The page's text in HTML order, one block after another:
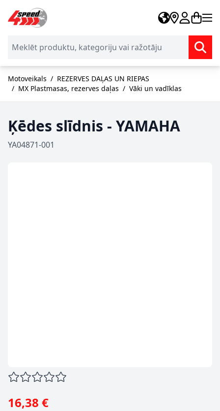
Skip to Content
Motoveikals / REZERVES DAĻAS UN RIEPAS
/ MX Plastmasas, rezerves daļas / Vāki un vadīklas
Ķēdes slīdnis - YAMAHA
YA04871-001
16,38 €